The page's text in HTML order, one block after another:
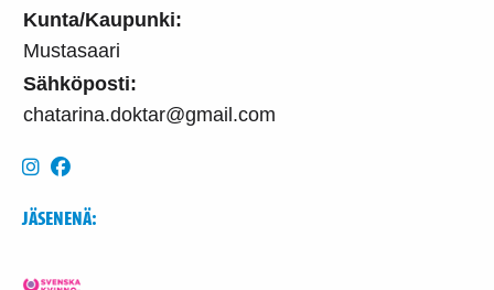
Kunta/Kaupunki:
Mustasaari
Sähköposti:
chatarina.doktar@gmail.com
JÄSENENÄ: